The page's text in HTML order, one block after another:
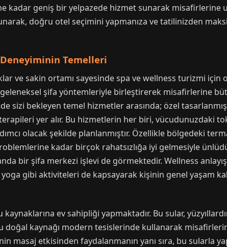
kadar geniş bir yelpazede hizmet sunarak misafirlerine
doğru otel seçimini yapmanıza ve tatilinizden
Temelleri
ve sakin ortamı sayesinde spa ve wellness turizmi için
şifa yöntemleriyle birleştirerek misafirlerine
sizi bekleyen temel hizmetler arasında; özel
yer alır. Bu hizmetlerin her biri, vücudunuzdaki
olacak şekilde planlanmıştır. Özellikle bölgedeki
kadar birçok rahatsızlığa iyi gelmesiyle
bir şifa merkezi işlevi de görmektedir. Wellness anlayışı
yoga gibi aktiviteleri de kapsayarak kişinin genel yaşam
ev sahipliği yapmaktadır. Bu sular,
doğal kaynağı modern tesislerinde kullanarak
masaj etkisinden faydalanmanın yanı sıra, bu sularla